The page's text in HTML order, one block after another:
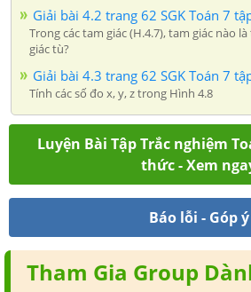
Giải bài 4.2 trang 62 SGK Toán 7
Trong các tam giác (H.4.7), tam giác nào
giác tù?
Giải bài 4.3 trang 62 SGK Toán 7
Tính các số đo x, y, z trong Hình 4.8
Luyện Bài Tập Trắc nghiệm
thức - Xem
Báo lỗi - Góp ý
Tham Gia Group